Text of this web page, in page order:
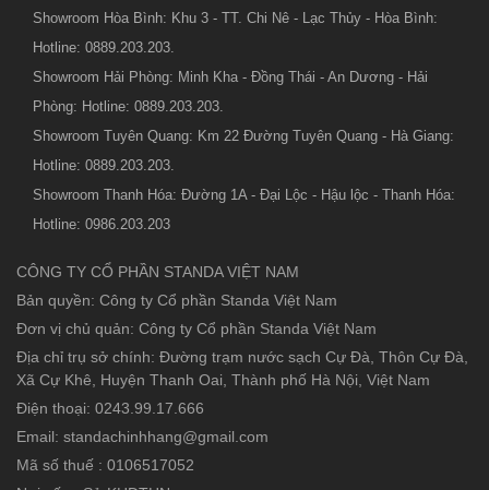
Showroom Hòa Bình: Khu 3 - TT. Chi Nê - Lạc Thủy - Hòa Bình:
Hotline: 0889.203.203.
Showroom Hải Phòng: Minh Kha - Đồng Thái - An Dương - Hải
Phòng: Hotline: 0889.203.203.
Showroom Tuyên Quang: Km 22 Đường Tuyên Quang - Hà Giang:
Hotline: 0889.203.203.
Showroom Thanh Hóa: Đường 1A - Đại Lộc - Hậu lộc - Thanh Hóa:
Hotline: 0986.203.203
CÔNG TY CỔ PHẦN STANDA VIỆT NAM
Bản quyền: Công ty Cổ phần Standa Việt Nam
Đơn vị chủ quản: Công ty Cổ phần Standa Việt Nam
Địa chỉ trụ sở chính: Đường trạm nước sạch Cự Đà, Thôn Cự Đà,
Xã Cự Khê, Huyện Thanh Oai, Thành phố Hà Nội, Việt Nam
Điện thoại: 0243.99.17.666
Email: standachinhhang@gmail.com
Mã số thuế : 0106517052